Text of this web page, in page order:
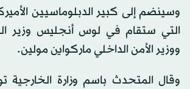
وسينضم إلى كبير الدبلوماسيين
التي ستقام في لوس أنجليس وزير
ووزير الأمن الداخلي ماركواين مولين.
وقال المتحدث باسم وزارة